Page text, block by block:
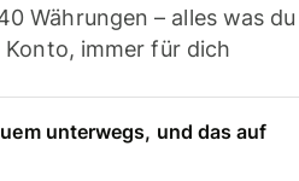
Währungen – alles was du
Konto, immer für dich
unterwegs, und das auf